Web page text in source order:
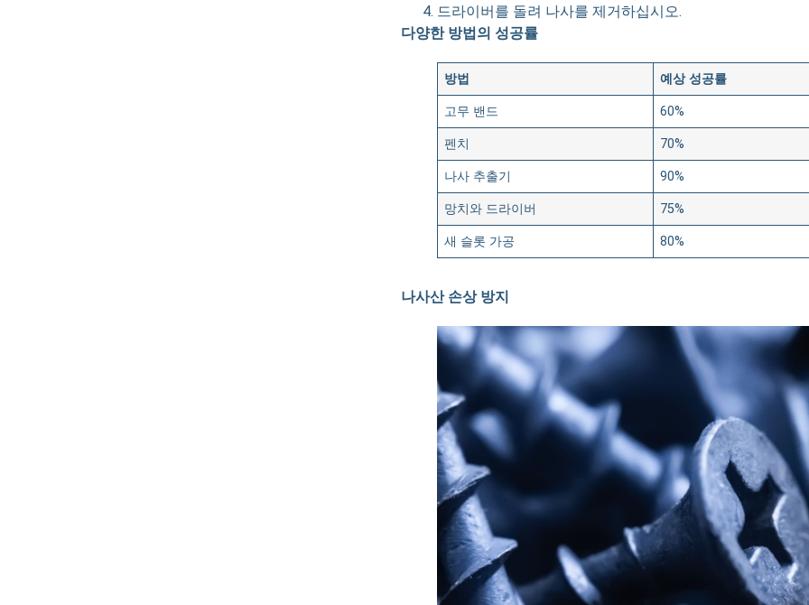
드라이버를 돌려 나사를 제거하십시오.
다양한 방법의 성공률
방법 예상 성공률
고무 밴드 60%
펜치 70%
나사 추출기 90%
망치와 드라이버 75%
새 슬롯 가공 80%
나사산 손상 방지